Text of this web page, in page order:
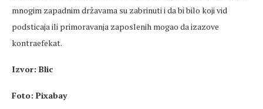
mnogim zapadnim državama su zabrinuti i da bi bilo koji vid
podsticaja ili primoravanja zaposlenih mogao da izazove
kontraefekat.
Izvor: Blic
Foto: Pixabay